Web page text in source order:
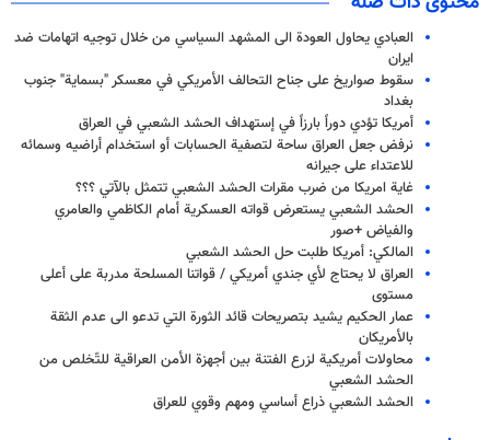
العبادي يحاول العودة الى المشهد السياسي من خلال توجيه اتهامات ضد
ايران
سقوط صواريخ على جناح التحالف الأمريكي في معسكر "بسماية" جنوب
بغداد
أمريكا تؤدي دوراً بارزاً في إستهداف الحشد الشعبي في العراق
نرفض جعل العراق ساحة لتصفية الحسابات أو استخدام أراضيه وسمائه
للاعتداء على جيرانه
غاية امريكا من ضرب مقرات الحشد الشعبي تتمثل بالآتي ؟؟؟
الحشد الشعبي يستعرض قواته العسكرية أمام الكاظمي والعامري
والفياض +صور
المالكي: أمريكا طلبت حل الحشد الشعبي
العراق لا يحتاج لأي جندي أمريكي / قواتنا المسلحة مدربة على أعلى
مستوى
عمار الحكيم يشيد بتصريحات قائد الثورة التي تدعو الى عدم الثقة
بالأمريكان
محاولات أمريكية لزرع الفتنة بين أجهزة الأمن العراقية للتّخلص من
الحشد الشعبي
الحشد الشعبي ذراع أساسي ومهم وقوي للعراق